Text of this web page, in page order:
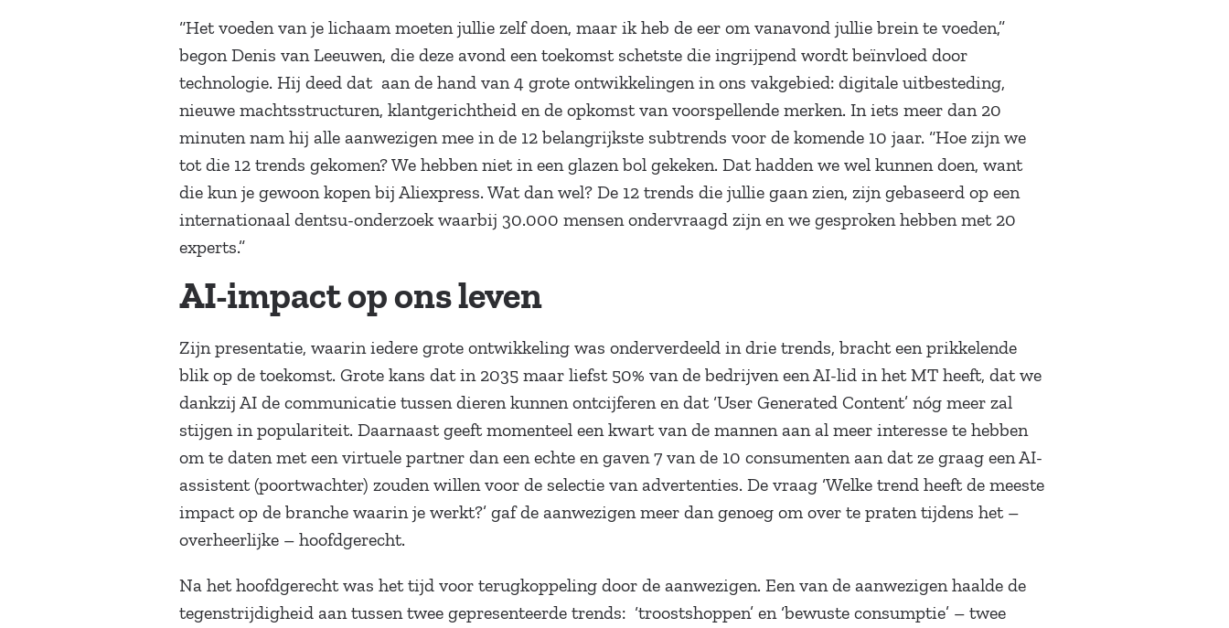
“Het voeden van je lichaam moeten jullie zelf doen, maar ik heb de eer om vanavond jullie brein te voeden,”
begon Denis van Leeuwen, die deze avond een toekomst schetste die ingrijpend wordt beïnvloed door
technologie. Hij deed dat aan de hand van 4 grote ontwikkelingen in ons vakgebied: digitale uitbesteding,
nieuwe machtsstructuren, klantgerichtheid en de opkomst van voorspellende merken. In iets meer dan 20
minuten nam hij alle aanwezigen mee in de 12 belangrijkste subtrends voor de komende 10 jaar. “Hoe zijn we
tot die 12 trends gekomen? We hebben niet in een glazen bol gekeken. Dat hadden we wel kunnen doen, want
die kun je gewoon kopen bij Aliexpress. Wat dan wel? De 12 trends die jullie gaan zien, zijn gebaseerd op een
internationaal dentsu-onderzoek waarbij 30.000 mensen ondervraagd zijn en we gesproken hebben met 20
experts.”
AI-impact op ons leven
Zijn presentatie, waarin iedere grote ontwikkeling was onderverdeeld in drie trends, bracht een prikkelende
blik op de toekomst. Grote kans dat in 2035 maar liefst 50% van de bedrijven een AI-lid in het MT heeft, dat we
dankzij AI de communicatie tussen dieren kunnen ontcijferen en dat ‘User Generated Content’ nóg meer zal
stijgen in populariteit. Daarnaast geeft momenteel een kwart van de mannen aan al meer interesse te hebben
om te daten met een virtuele partner dan een echte en gaven 7 van de 10 consumenten aan dat ze graag een AI-
assistent (poortwachter) zouden willen voor de selectie van advertenties. De vraag ‘Welke trend heeft de meeste
impact op de branche waarin je werkt?’ gaf de aanwezigen meer dan genoeg om over te praten tijdens het –
overheerlijke – hoofdgerecht.
Na het hoofdgerecht was het tijd voor terugkoppeling door de aanwezigen. Een van de aanwezigen haalde de
tegenstrijdigheid aan tussen twee gepresenteerde trends: ‘troostshoppen’ en ‘bewuste consumptie’ – twee